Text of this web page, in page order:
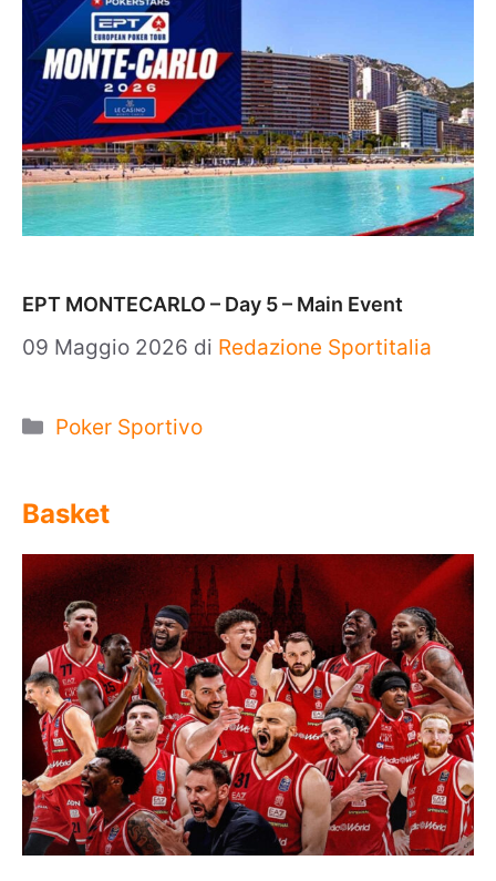
EPT MONTECARLO – Day 5 – Main Event
09 Maggio 2026 di Redazione Sportitalia
Categorie
Poker Sportivo
Basket